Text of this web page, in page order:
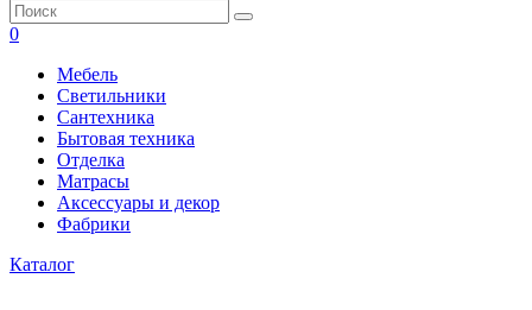
0
Мебель
Светильники
Сантехника
Бытовая техника
Отделка
Матрасы
Аксессуары и декор
Фабрики
Каталог